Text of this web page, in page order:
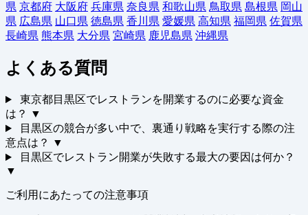
県 京都府 大阪府 兵庫県 奈良県 和歌山県 鳥取県 島根県 岡山
県 広島県 山口県 徳島県 香川県 愛媛県 高知県 福岡県 佐賀県
長崎県 熊本県 大分県 宮崎県 鹿児島県 沖縄県
よくある質問
東京都目黒区でレストランを開業するのに必要な資金
は？
▼
目黒区の競合が多い中で、裏通り戦略を実行する際の注
意点は？
▼
目黒区でレストラン開業が失敗する最大の要因は何か？
▼
ご利用にあたっての注意事項